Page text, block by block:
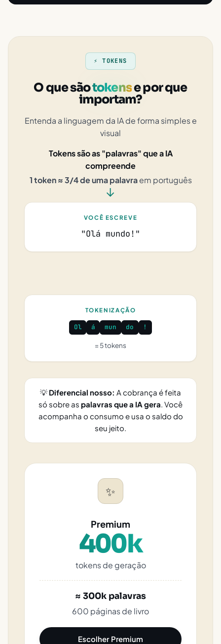
⚡ TOKENS
O que sãotokense por que
importam?
Entenda a linguagem da IA de forma simples e
visual
Tokens são as "palavras" que a IA
compreende
1 token ≈ 3/4 de uma palavraem português
VOCÊ ESCREVE
"Olá mundo!"
→
TOKENIZAÇÃO
Ol á mun do !
= 5 tokens
💡 Diferencial nosso: A cobrança é feita
só sobre as palavras que a IA gera . Você
acompanha o consumo e usa o saldo do
seu jeito.
✨
Premium
400k
tokens de geração
≈ 300k palavras
600 páginas de livro
Escolher Premium